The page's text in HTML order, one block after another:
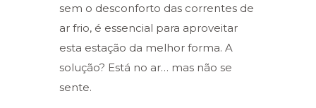
sem o desconforto das correntes de
ar frio, é essencial para aproveitar
esta estação da melhor forma. A
solução? Está no ar… mas não se
sente.